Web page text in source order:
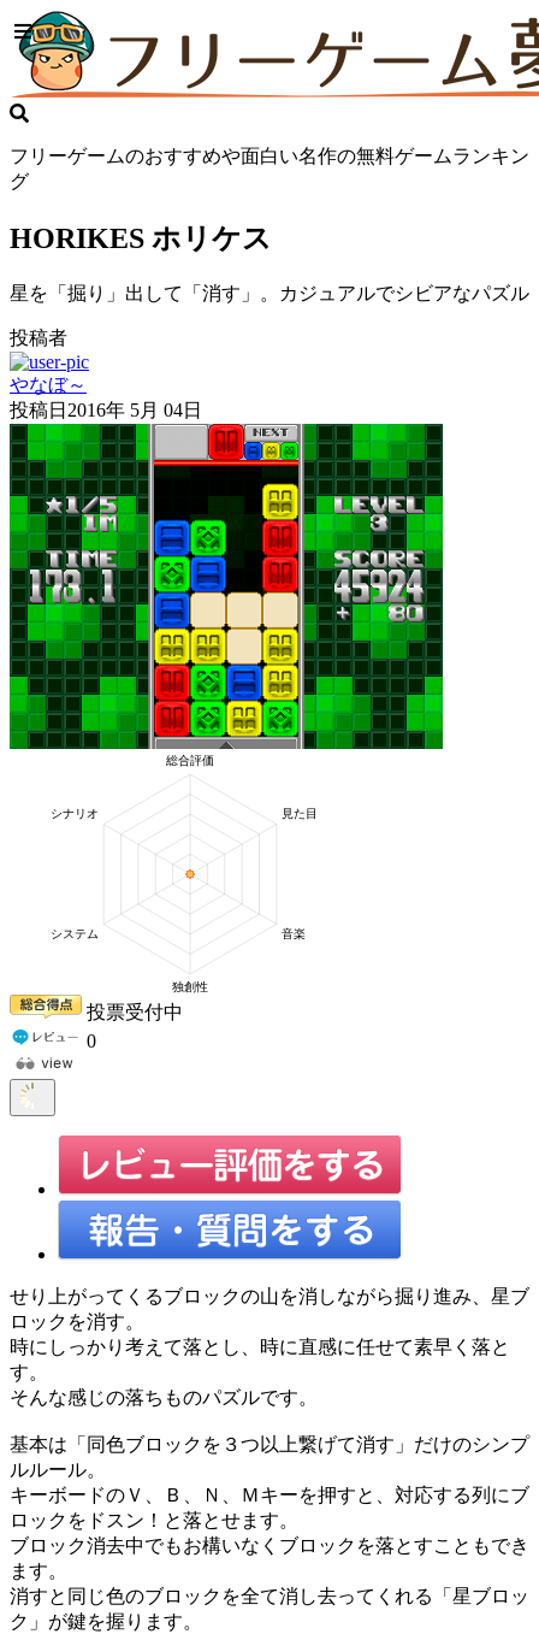
フリーゲームのおすすめや面白い名作の無料ゲームランキン
グ
HORIKES ホリケス
星を「掘り」出して「消す」。カジュアルでシビアなパズル
投稿者
やなぼ～
投稿日 2016年 5月 04日
投票受付中
0
せり上がってくるブロックの山を消しながら掘り進み、星ブ
ロックを消す。
時にしっかり考えて落とし、時に直感に任せて素早く落と
す。
そんな感じの落ちものパズルです。
基本は「同色ブロックを３つ以上繋げて消す」だけのシンプ
ルルール。
キーボードのＶ、Ｂ、Ｎ、Ｍキーを押すと、対応する列にブ
ロックをドスン！と落とせます。
ブロック消去中でもお構いなくブロックを落とすこともでき
ます。
消すと同じ色のブロックを全て消し去ってくれる「星ブロッ
ク」が鍵を握ります。